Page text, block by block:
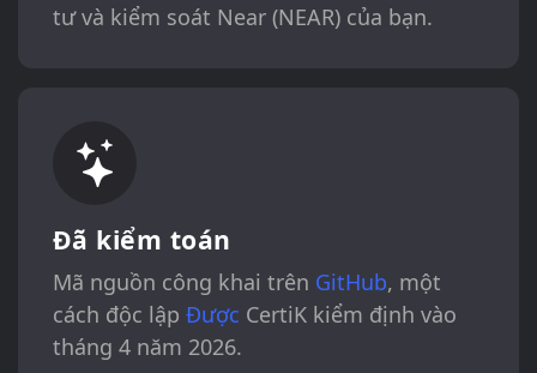
tư và kiểm soát Near (NEAR) của bạn.
Đã kiểm toán
Mã nguồn công khai trên GitHub, một
cách độc lập Được CertiK kiểm định vào
tháng 4 năm 2026.